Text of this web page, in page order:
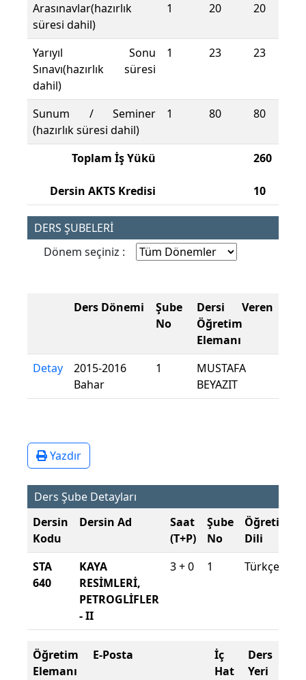
Arasınavlar(hazırlık
süresi dahil)
1 20 20
Yarıyıl Sonu
Sınavı(hazırlık süresi
dahil)
1 23 23
Sunum / Seminer
(hazırlık süresi dahil)
1 80 80
Toplam İş Yükü
Dersin AKTS Kredisi
260
10
DERS ŞUBELERİ
Dönem seçiniz :
Ders Dönemi
Şube
No
Dersi Veren
Öğretim
Elemanı
Detay
2015-2016
Bahar
1
MUSTAFA
BEYAZIT
Yazdır
Ders Şube Detayları
Dersin
Kodu
Dersin Ad
Saat
(T+P)
Şube
No
Öğretim
Dili
STA
640
KAYA
RESİMLERİ,
PETROGLİFLER
- II
3 + 0 1 Türkçe
Öğretim
Elemanı
E-Posta
İç
Hat
Ders
Yeri